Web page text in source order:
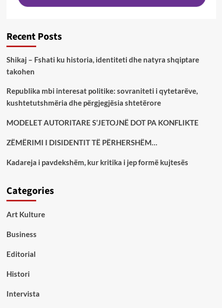
Recent Posts
Shikaj – Fshati ku historia, identiteti dhe natyra shqiptare
takohen
Republika mbi interesat politike: sovraniteti i qytetarëve,
kushtetutshmëria dhe përgjegjësia shtetërore
MODELET AUTORITARE S’JETOJNË DOT PA KONFLIKTE
ZËMËRIMI I DISIDENTIT TË PËRHERSHËM…
Kadareja i pavdekshëm, kur kritika i jep formë kujtesës
Categories
Art Kulture
Business
Editorial
Histori
Intervista